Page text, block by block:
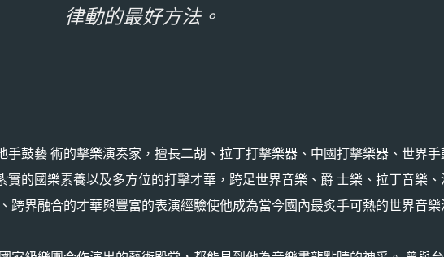
律動的最好方法。
鼓藝 術的擊樂演奏家，擅長二胡、拉丁打擊樂器、中國打擊樂器、世界手
實的國樂素養以及多方位的打擊才華，跨足世界音樂、爵 士樂、拉丁音樂、
跨界融合的才華與豐富的表演經驗使他成為當今國內最炙手可熱的世界音樂